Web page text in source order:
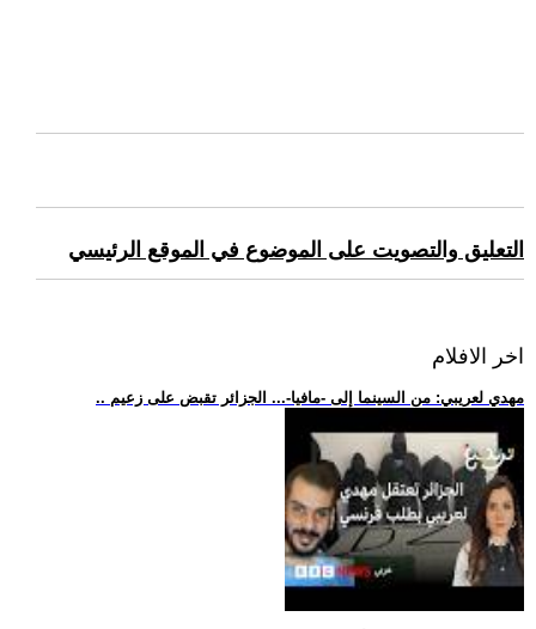
التعليق والتصويت على الموضوع في الموقع الرئيسي
اخر الافلام
.. مهدي لعريبي: من السينما إلى -مافيا-... الجزائر تقبض على زعيم